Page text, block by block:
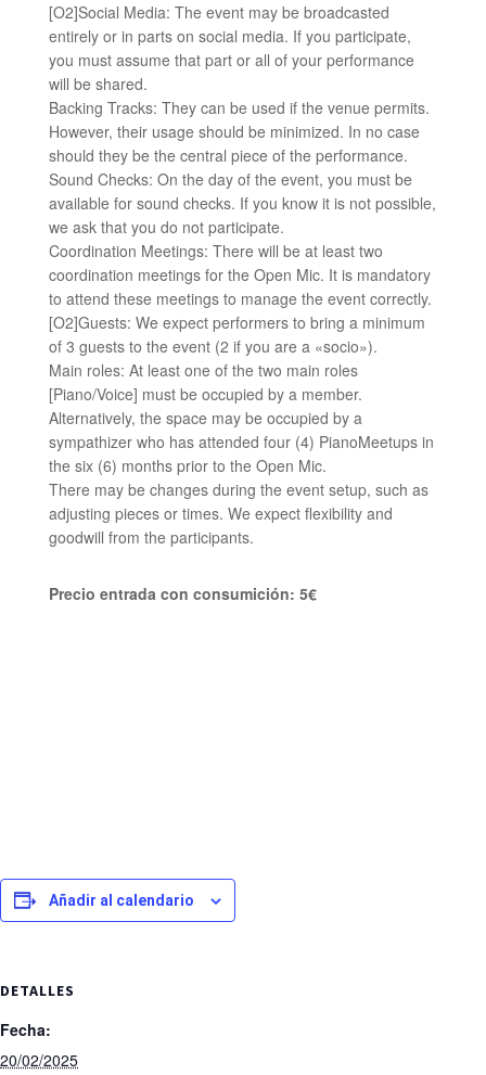
[O2]Social Media: The event may be broadcasted
entirely or in parts on social media. If you participate,
you must assume that part or all of your performance
will be shared.
Backing Tracks: They can be used if the venue permits.
However, their usage should be minimized. In no case
should they be the central piece of the performance.
Sound Checks: On the day of the event, you must be
available for sound checks. If you know it is not possible,
we ask that you do not participate.
Coordination Meetings: There will be at least two
coordination meetings for the Open Mic. It is mandatory
to attend these meetings to manage the event correctly.
[O2]Guests: We expect performers to bring a minimum
of 3 guests to the event (2 if you are a «socio»).
Main roles: At least one of the two main roles
[Piano/Voice] must be occupied by a member.
Alternatively, the space may be occupied by a
sympathizer who has attended four (4) PianoMeetups in
the six (6) months prior to the Open Mic.
There may be changes during the event setup, such as
adjusting pieces or times. We expect flexibility and
goodwill from the participants.
Precio entrada con consumición: 5€
Añadir al calendario
DETALLES
Fecha:
20/02/2025